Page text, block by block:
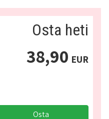
Osta heti
38,90 EUR
Osta